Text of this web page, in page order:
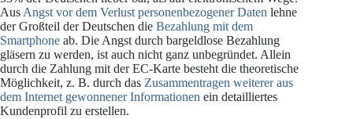
Aus Angst vor dem Verlust personenbezogener Daten lehne
der Großteil der Deutschen die Bezahlung mit dem
Smartphone ab. Die Angst durch bargeldlose Bezahlung
gläsern zu werden, ist auch nicht ganz unbegründet. Allein
durch die Zahlung mit der EC-Karte besteht die theoretische
Möglichkeit, z. B. durch das Zusammentragen weiterer aus
dem Internet gewonnener Informationen ein detailliertes
Kundenprofil zu erstellen.